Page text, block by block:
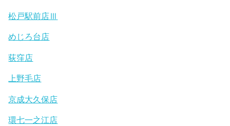
松戸駅前店Ⅲ
めじろ台店
荻窪店
上野毛店
京成大久保店
環七一之江店